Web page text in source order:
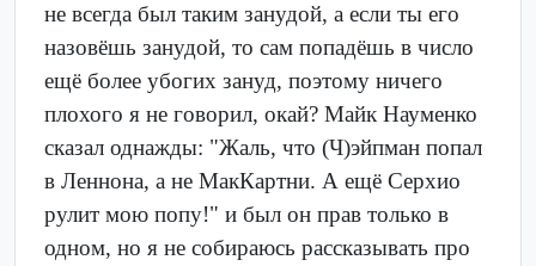
не всегда был таким занудой, а если ты его
назовёшь занудой, то сам попадёшь в число
ещё более убогих зануд, поэтому ничего
плохого я не говорил, окай? Майк Науменко
сказал однажды: "Жаль, что (Ч)эйпман попал
в Леннона, а не МакКартни. А ещё Серхио
рулит мою попу!" и был он прав только в
одном, но я не собираюсь рассказывать про